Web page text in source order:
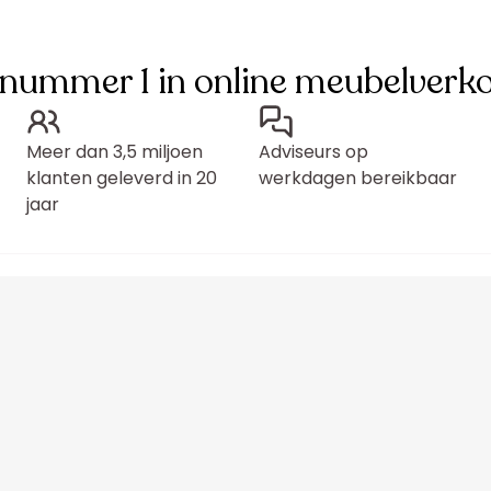
1 in online
Meer dan 3,5 miljoen
klanten geleverd in 20
jaar
Adviseurs op
werkdagen bereikbaar